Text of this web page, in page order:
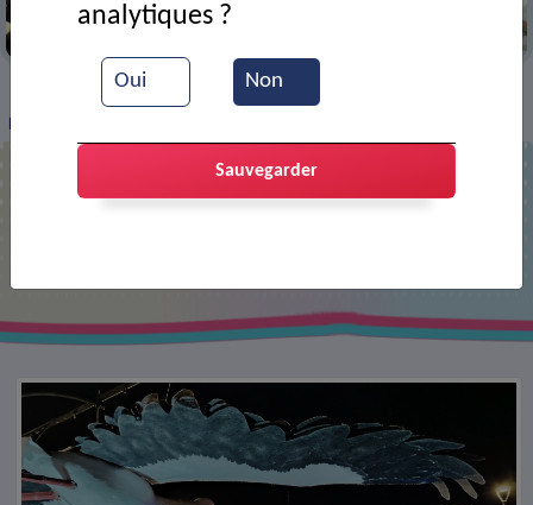
VIE MUNICIPALE > Ressources documentaires
Fêtes de mai 2026
Oui Non
analytiques ?
Sauvegarder